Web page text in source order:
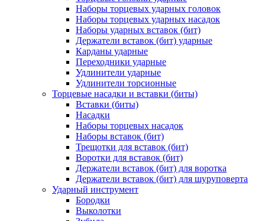
Наборы торцевых ударных головок
Наборы торцевых ударных насадок
Наборы ударных вставок (бит)
Держатели вставок (бит) ударные
Карданы ударные
Переходники ударные
Удлинители ударные
Удлинители торсионные
Торцевые насадки и вставки (биты)
Вставки (биты)
Насадки
Наборы торцевых насадок
Наборы вставок (бит)
Трещотки для вставок (бит)
Воротки для вставок (бит)
Держатели вставок (бит) для воротка
Держатели вставок (бит) для шуруповерта
Ударный инструмент
Бородки
Выколотки